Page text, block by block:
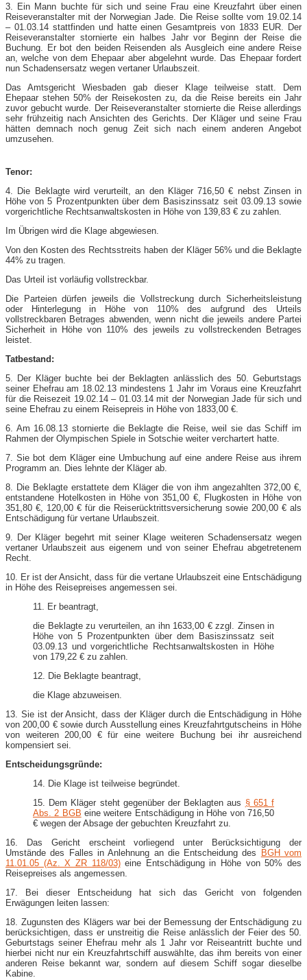
3. Ein Mann buchte für sich und seine Frau eine Kreuzfahrt über einen
Reiseveranstalter mit der Norwegian Jade. Die Reise sollte vom 19.02.14
– 01.03.14 stattfinden und hatte einen Gesamtpreis von 1833 EUR. Der
Reiseveranstalter stornierte ein halbes Jahr vor Beginn der Reise die
Buchung. Er bot den beiden Reisenden als Ausgleich eine andere Reise
an, welche von dem Ehepaar aber abgelehnt wurde. Das Ehepaar fordert
nun Schadensersatz wegen vertaner Urlaubszeit.
Das Amtsgericht Wiesbaden gab dieser Klage teilweise statt. Dem
Ehepaar stehen 50% der Reisekosten zu, da die Reise bereits ein Jahr
zuvor gebucht wurde. Der Reiseveranstalter stornierte die Reise allerdings
sehr frühzeitig nach Ansichten des Gerichts. Der Kläger und seine Frau
hätten demnach noch genug Zeit sich nach einem anderen Angebot
umzusehen.
Tenor:
4. Die Beklagte wird verurteilt, an den Kläger 716,50 € nebst Zinsen in
Höhe von 5 Prozentpunkten über dem Basiszinssatz seit 03.09.13 sowie
vorgerichtliche Rechtsanwaltskosten in Höhe von 139,83 € zu zahlen.
Im Übrigen wird die Klage abgewiesen.
Von den Kosten des Rechtsstreits haben der Kläger 56% und die Beklagte
44% zu tragen.
Das Urteil ist vorläufig vollstreckbar.
Die Parteien dürfen jeweils die Vollstreckung durch Sicherheitsleistung
oder Hinterlegung in Höhe von 110% des aufgrund des Urteils
vollstreckbaren Betrages abwenden, wenn nicht die jeweils andere Partei
Sicherheit in Höhe von 110% des jeweils zu vollstreckenden Betrages
leistet.
Tatbestand:
5. Der Kläger buchte bei der Beklagten anlässlich des 50. Geburtstags
seiner Ehefrau am 18.02.13 mindestens 1 Jahr im Voraus eine Kreuzfahrt
für die Reisezeit 19.02.14 – 01.03.14 mit der Norwegian Jade für sich und
seine Ehefrau zu einem Reisepreis in Höhe von 1833,00 €.
6. Am 16.08.13 stornierte die Beklagte die Reise, weil sie das Schiff im
Rahmen der Olympischen Spiele in Sotschie weiter verchartert hatte.
7. Sie bot dem Kläger eine Umbuchung auf eine andere Reise aus ihrem
Programm an. Dies lehnte der Kläger ab.
8. Die Beklagte erstattete dem Kläger die von ihm angezahlten 372,00 €,
entstandene Hotelkosten in Höhe von 351,00 €, Flugkosten in Höhe von
351,80 €, 120,00 € für die Reiserücktrittsversicherung sowie 200,00 € als
Entschädigung für vertane Urlaubszeit.
9. Der Kläger begehrt mit seiner Klage weiteren Schadensersatz wegen
vertaner Urlaubszeit aus eigenem und von seiner Ehefrau abgetretenem
Recht.
10. Er ist der Ansicht, dass für die vertane Urlaubszeit eine Entschädigung
in Höhe des Reisepreises angemessen sei.
11. Er beantragt,
die Beklagte zu verurteilen, an ihn 1633,00 € zzgl. Zinsen in
Höhe von 5 Prozentpunkten über dem Basiszinssatz seit
03.09.13 und vorgerichtliche Rechtsanwaltskosten in Höhe
von 179,22 € zu zahlen.
12. Die Beklagte beantragt,
die Klage abzuweisen.
13. Sie ist der Ansicht, dass der Kläger durch die Entschädigung in Höhe
von 200,00 € sowie durch Ausstellung eines Kreuzfahrtgutscheins in Höhe
von weiteren 200,00 € für eine weitere Buchung bei ihr ausreichend
kompensiert sei.
Entscheidungsgründe:
14. Die Klage ist teilweise begründet.
15. Dem Kläger steht gegenüber der Beklagten aus § 651 f
Abs. 2 BGB eine weitere Entschädigung in Höhe von 716,50
€ wegen der Absage der gebuchten Kreuzfahrt zu.
16. Das Gericht erscheint vorliegend unter Berücksichtigung der
Umstände des Falles in Anlehnung an die Entscheidung des BGH vom
11.01.05 (Az. X ZR 118/03)eine Entschädigung in Höhe von 50% des
Reisepreises als angemessen.
17. Bei dieser Entscheidung hat sich das Gericht von folgenden
Erwägungen leiten lassen:
18. Zugunsten des Klägers war bei der Bemessung der Entschädigung zu
berücksichtigen, dass er unstreitig die Reise anlässlich der Feier des 50.
Geburtstags seiner Ehefrau mehr als 1 Jahr vor Reiseantritt buchte und
hierbei nicht nur ein Kreuzfahrtschiff auswählte, das ihm bereits von einer
anderen Reise bekannt war, sondern auf diesem Schiff sogar dieselbe
Kabine.